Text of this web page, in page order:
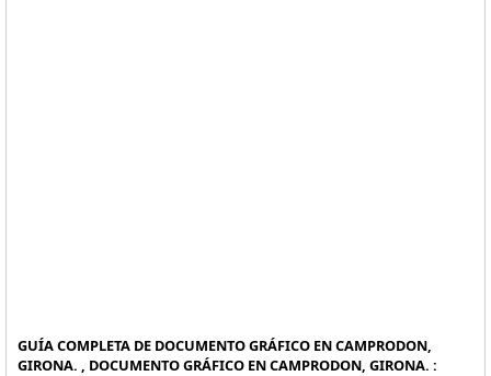
GUÍA COMPLETA DE DOCUMENTO GRÁFICO EN CAMPRODON,
GIRONA. , DOCUMENTO GRÁFICO EN CAMPRODON, GIRONA. :